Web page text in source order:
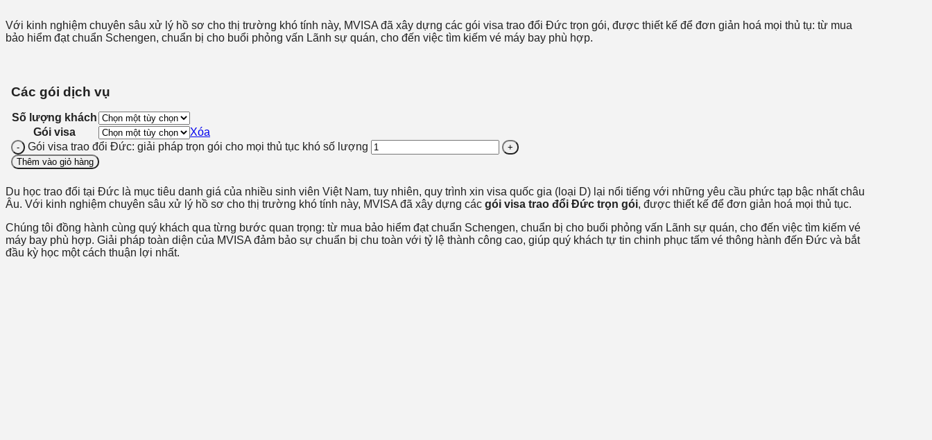
Với kinh nghiệm chuyên sâu xử lý hồ sơ cho thị trường khó tính này, MVISA đã xây dựng các gói visa trao đổi Đức trọn gói, được thiết kế để đơn giản hoá mọi thủ tụ: từ mua
bảo hiểm đạt chuẩn Schengen, chuẩn bị cho buổi phỏng vấn Lãnh sự quán, cho đến việc tìm kiếm vé máy bay phù hợp.
Các gói dịch vụ
Số lượng khách
Gói visa
Xóa
Gói visa trao đổi Đức: giải pháp trọn gói cho mọi thủ tục khó số lượng
Thêm vào giỏ hàng
Du học trao đổi tại Đức là mục tiêu danh giá của nhiều sinh viên Việt Nam, tuy nhiên, quy trình xin visa quốc gia (loại D) lại nổi tiếng với những yêu cầu phức tạp bậc nhất châu
Âu. Với kinh nghiệm chuyên sâu xử lý hồ sơ cho thị trường khó tính này, MVISA đã xây dựng các gói visa trao đổi Đức trọn gói, được thiết kế để đơn giản hoá mọi thủ tục.
Chúng tôi đồng hành cùng quý khách qua từng bước quan trọng: từ mua bảo hiểm đạt chuẩn Schengen, chuẩn bị cho buổi phỏng vấn Lãnh sự quán, cho đến việc tìm kiếm vé
máy bay phù hợp. Giải pháp toàn diện của MVISA đảm bảo sự chuẩn bị chu toàn với tỷ lệ thành công cao, giúp quý khách tự tin chinh phục tấm vé thông hành đến Đức và bắt
đầu kỳ học một cách thuận lợi nhất.